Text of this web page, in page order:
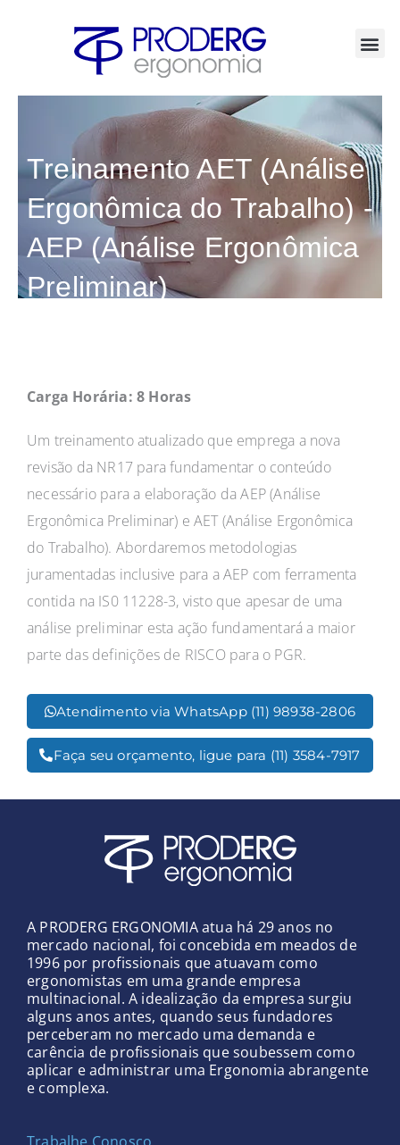
Treinamento AET (Análise
Ergonômica do Trabalho) -
AEP (Análise Ergonômica
Preliminar)
Carga Horária: 8 Horas
Um treinamento atualizado que emprega a nova
revisão da NR17 para fundamentar o conteúdo
necessário para a elaboração da AEP (Análise
Ergonômica Preliminar) e AET (Análise Ergonômica
do Trabalho). Abordaremos metodologias
juramentadas inclusive para a AEP com ferramenta
contida na IS0 11228-3, visto que apesar de uma
análise preliminar esta ação fundamentará a maior
parte das definições de RISCO para o PGR.
Atendimento via WhatsApp (11) 98938-2806
Faça seu orçamento, ligue para (11) 3584-7917
A PRODERG ERGONOMIA atua há 29 anos no
mercado nacional, foi concebida em meados de
1996 por profissionais que atuavam como
ergonomistas em uma grande empresa
multinacional. A idealização da empresa surgiu
alguns anos antes, quando seus fundadores
perceberam no mercado uma demanda e
carência de profissionais que soubessem como
aplicar e administrar uma Ergonomia abrangente
e complexa.
Trabalhe Conosco